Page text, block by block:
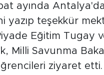
ayında
teşekkür
Eğitim Tugay
Milli Savunma
ziyaret